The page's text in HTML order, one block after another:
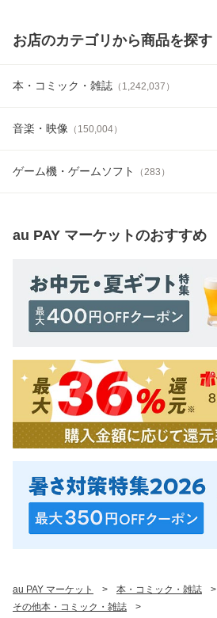
お店のカテゴリから商品を探す
本・コミック・雑誌 （ 1,242,037 ）
音楽・映像 （ 150,004）
ゲーム機・ゲームソフト （283 ）
au PAY マーケットのおすすめ
au PAY マーケット > 本・コミック・雑誌
>
その他本・コミック・雑誌
>